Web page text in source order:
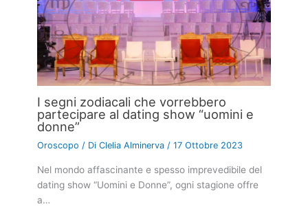
I segni zodiacali che vorrebbero
partecipare al dating show “uomini e
donne”
Oroscopo / DiClelia Alminerva /17 Ottobre 2023
Nel mondo affascinante e spesso imprevedibile del
dating show “Uomini e Donne”, ogni stagione offre
a…